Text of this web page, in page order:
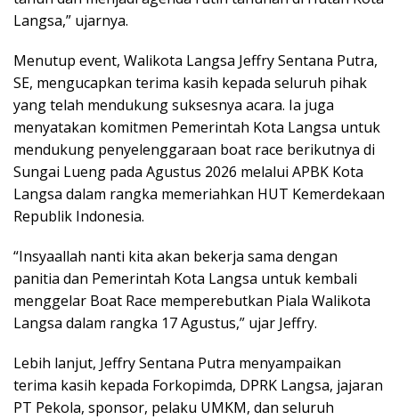
Langsa,” ujarnya.
Menutup event, Walikota Langsa Jeffry Sentana Putra,
SE, mengucapkan terima kasih kepada seluruh pihak
yang telah mendukung suksesnya acara. Ia juga
menyatakan komitmen Pemerintah Kota Langsa untuk
mendukung penyelenggaraan boat race berikutnya di
Sungai Lueng pada Agustus 2026 melalui APBK Kota
Langsa dalam rangka memeriahkan HUT Kemerdekaan
Republik Indonesia.
“Insyaallah nanti kita akan bekerja sama dengan
panitia dan Pemerintah Kota Langsa untuk kembali
menggelar Boat Race memperebutkan Piala Walikota
Langsa dalam rangka 17 Agustus,” ujar Jeffry.
Lebih lanjut, Jeffry Sentana Putra menyampaikan
terima kasih kepada Forkopimda, DPRK Langsa, jajaran
PT Pekola, sponsor, pelaku UMKM, dan seluruh